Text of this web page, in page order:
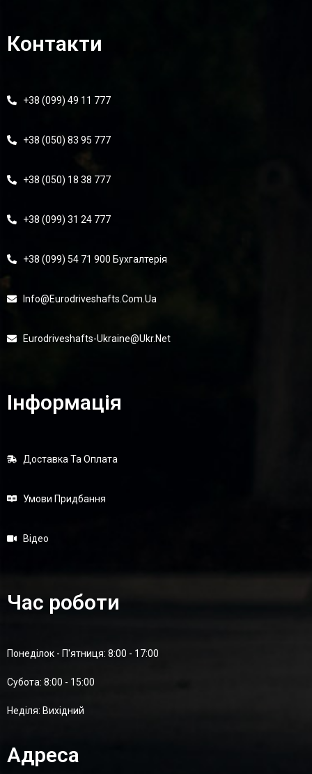
Контакти
+38 (099) 49 11 777
+38 (050) 83 95 777
+38 (050) 18 38 777
+38 (099) 31 24 777
+38 (099) 54 71 900 Бухгалтерія
Info@eurodriveshafts.com.ua
Eurodriveshafts-Ukraine@ukr.net
Інформація
Доставка Та Оплата
Умови Придбання
Відео
Час роботи
Понеділок - П'ятниця: 8:00 - 17:00
Суботa: 8:00 - 15:00
Неділя: Вихідний
Адреса